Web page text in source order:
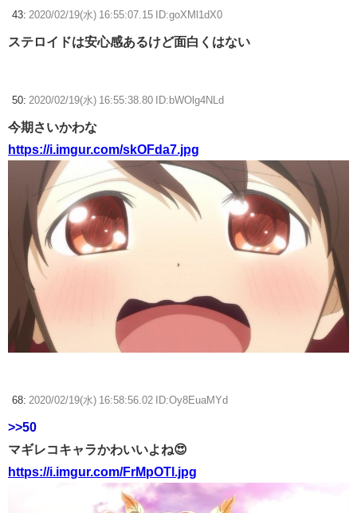
43: 2020/02/19(水) 16:55:07.15 ID:goXMl1dX0
ステロイドは安心感あるけど面白くはない
50: 2020/02/19(水) 16:55:38.80 ID:bWOlg4NLd
今期さいかわな
https://i.imgur.com/skOFda7.jpg
68: 2020/02/19(水) 16:58:56.02 ID:Oy8EuaMYd
>>50
マギレコキャラかわいいよね😍
https://i.imgur.com/FrMpOTl.jpg